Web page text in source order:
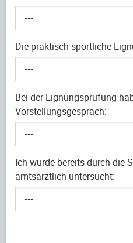
---
Die praktisch-sportliche
---
Bei der Eignungsprüfung
Vorstellungsgespräch:
---
Ich wurde bereits durch die
amtsärztlich untersucht:
---